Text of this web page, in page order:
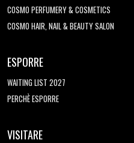
COSMO PERFUMERY & COSMETICS
COSMO HAIR, NAIL & BEAUTY SALON
ESPORRE
WAITING LIST 2027
PERCHÈ ESPORRE
VISITARE